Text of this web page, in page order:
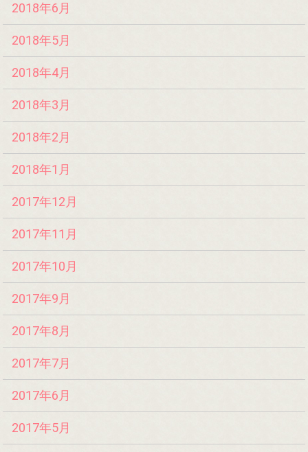
2018年6月
2018年5月
2018年4月
2018年3月
2018年2月
2018年1月
2017年12月
2017年11月
2017年10月
2017年9月
2017年8月
2017年7月
2017年6月
2017年5月